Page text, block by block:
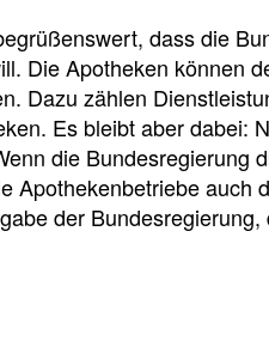
dass die
Die Apotheken können
Dazu zählen
Es bleibt aber dabei:
die Bundesregierung
Apothekenbetriebe auch
der
Tauchen
Sie
direkt
ein
Leitlinien